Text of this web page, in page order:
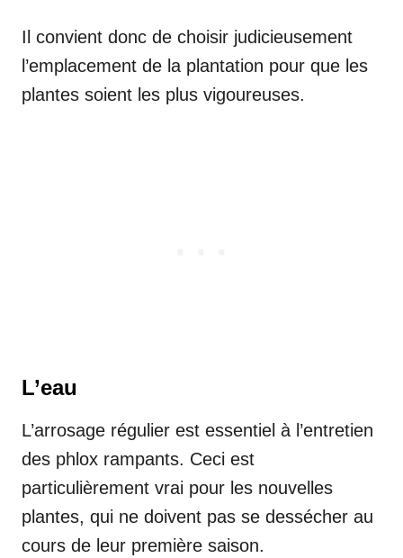
Il convient donc de choisir judicieusement
l’emplacement de la plantation pour que les
plantes soient les plus vigoureuses.
L’eau
L’arrosage régulier est essentiel à l’entretien
des phlox rampants. Ceci est
particulièrement vrai pour les nouvelles
plantes, qui ne doivent pas se dessécher au
cours de leur première saison.